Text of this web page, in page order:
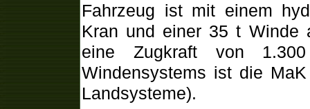
Fahrzeug ist mit einem
Kran und einer 35 t Winde
eine Zugkraft von
Windensystems ist die
Landsysteme).